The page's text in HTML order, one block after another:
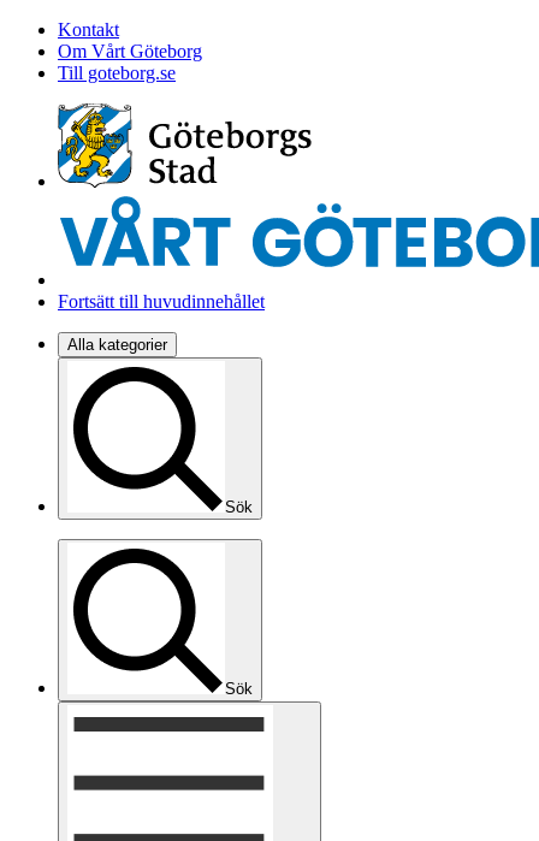
Kontakt
Om Vårt Göteborg
Till goteborg.se
Fortsätt till huvudinnehållet
Alla kategorier
Sök
Sök